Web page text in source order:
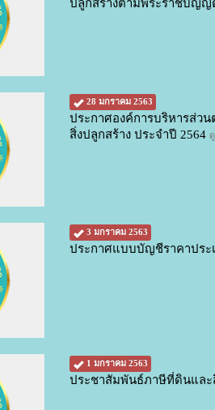
ปลูกสร้างตามพระราชบัญญั
28 มกราคม 2563
ประกาศองค์การบริหารส่ว
สิ่งปลูกสร้าง ประจำปี 2564
3 มกราคม 2563
ประกาศแบบบัญชีราคาประ
1 มกราคม 2563
ประชาสัมพันธ์ภาษีที่ดินและ